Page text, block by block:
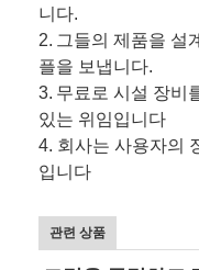
니다.
2. 그들의 제품을 설
플을 보냅니다.
3. 무료로 시설 장비
있는 위임입니다
4. 회사는 사용자의
입니다
관련 상품